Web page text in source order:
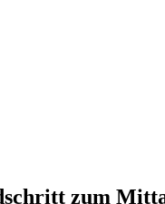
zum